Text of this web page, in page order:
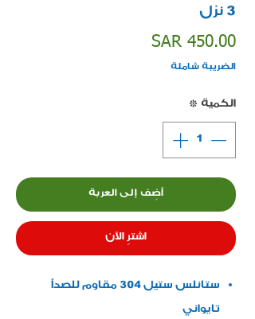
3 نزل
SAR 450.00السعر
الضريبة شاملة
الكمية *
أضِف إلى العربة
اشترِ الآن
ستانلس ستيل 304 مقاوم للصدأ
تايواني